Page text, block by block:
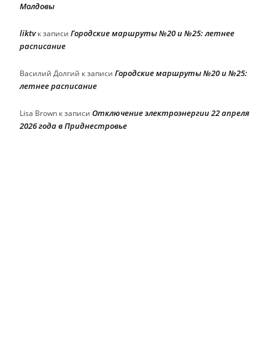
Молдовы
liktvк записи Городские маршруты №20 и №25: летнее
расписание
Василий Долгий к записи Городские маршруты №20 и №25:
летнее расписание
Lisa Brown к записи Отключение электроэнергии 22 апреля
2026 года в Приднестровье